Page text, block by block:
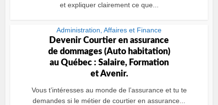
et expliquer clairement ce que...
Administration, Affaires et Finance
Devenir Courtier en assurance
de dommages (Auto habitation)
au Québec : Salaire, Formation
et Avenir.
Vous t’intéresses au monde de l’assurance et tu te
demandes si le métier de courtier en assurance...